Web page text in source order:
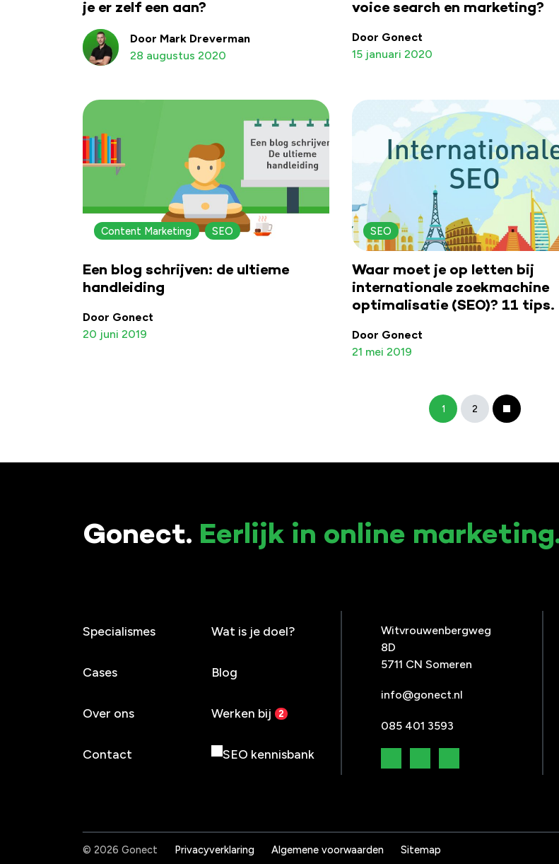
je er zelf een aan?
Door Mark Dreverman
28 augustus 2020
voice search en marketing?
Door Gonect
15 januari 2020
Content Marketing SEO
Een blog schrijven: de ultieme
handleiding
Door Gonect
20 juni 2019
SEO
Waar moet je op letten bij
internationale zoekmachine
optimalisatie (SEO)? 11 tips.
Door Gonect
21 mei 2019
1 2
Gonect. Eerlijk in online
Specialismes Wat is je doel?
Cases Blog
Over ons Werken bij
Contact SEO kennisbank
Witvrouwenbergweg
8D
5711 CN Someren
info@gonect.nl
085 401 3593
© 2026 Gonect Privacyverklaring Algemene voorwaarden Sitemap